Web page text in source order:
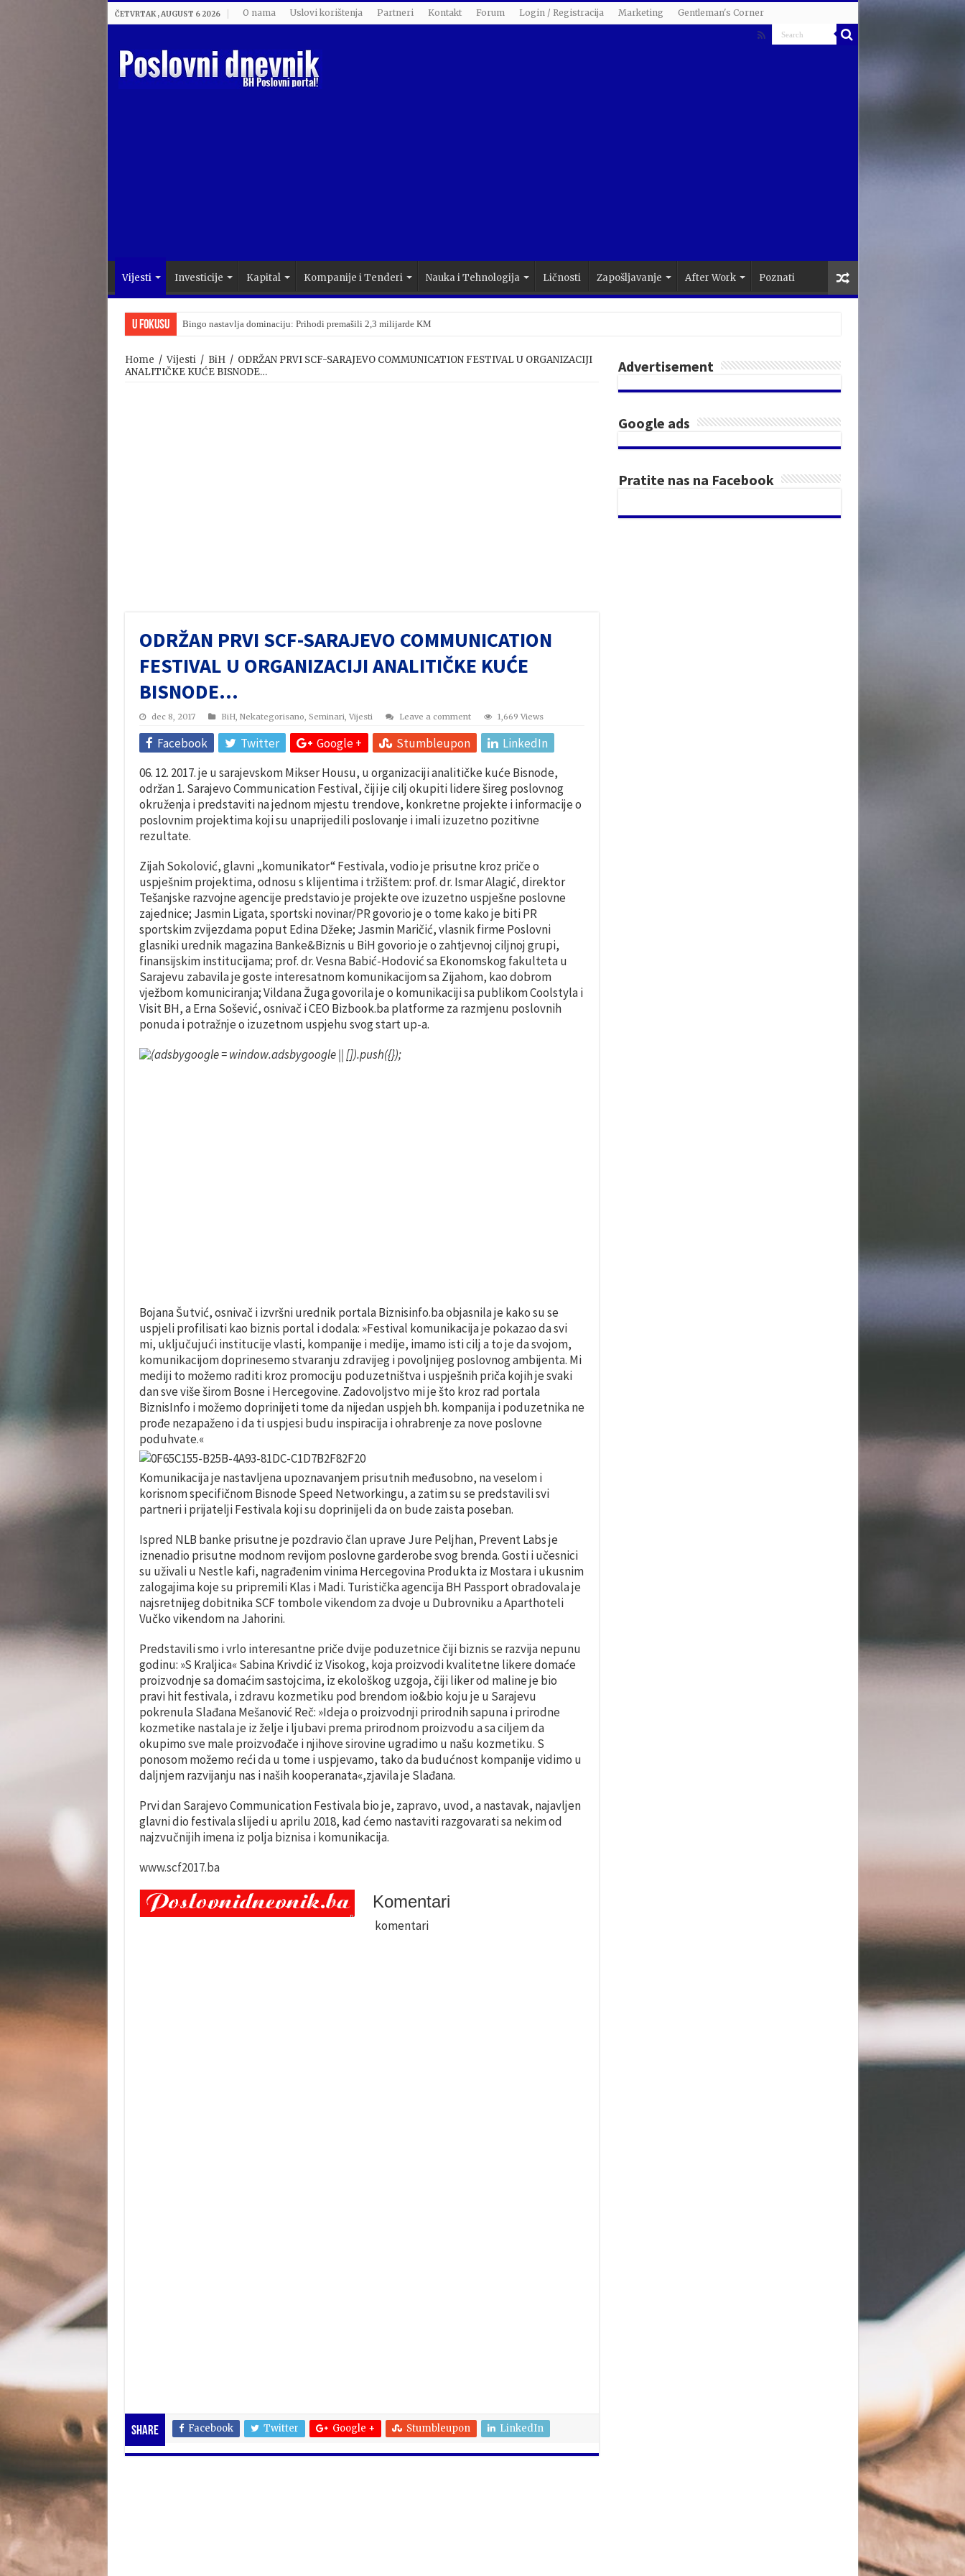
ČETVRTAK , AUGUST 6 2026 O nama Uslovi korištenja Partneri Kontakt Forum Login / Registracija Marketing Gentleman's Corner
Vijesti Investicije Kapital Kompanije i Tenderi Nauka i Tehnologija Ličnosti Zapošljavanje After Work Poznati
U Fokusu Bingo nastavlja dominaciju: Prihodi premašili 2,3 milijarde KM
Home / Vijesti / BiH / ODRŽAN PRVI SCF-SARAJEVO COMMUNICATION FESTIVAL U ORGANIZACIJI
ANALITIČKE KUĆE BISNODE…
ODRŽAN PRVI SCF-SARAJEVO COMMUNICATION
FESTIVAL U ORGANIZACIJI ANALITIČKE KUĆE
BISNODE…
dec 8, 2017 BiH, Nekategorisano, Seminari, Vijesti Leave a comment 1,669 Views
Facebook Twitter Google + Stumbleupon
LinkedIn
06. 12. 2017. je u sarajevskom Mikser Housu, u organizaciji analitičke kuće Bisnode,
održan 1. Sarajevo Communication Festival, čiji je cilj okupiti lidere šireg poslovnog
okruženja i predstaviti na jednom mjestu trendove, konkretne projekte i informacije o
poslovnim projektima koji su unaprijedili poslovanje i imali izuzetno pozitivne
rezultate.
Zijah Sokolović, glavni „komunikator“ Festivala, vodio je prisutne kroz priče o
uspješnim projektima, odnosu s klijentima i tržištem: prof. dr. Ismar Alagić, direktor
Tešanjske razvojne agencije predstavio je projekte ove izuzetno uspješne poslovne
zajednice; Jasmin Ligata, sportski novinar/PR govorio je o tome kako je biti PR
sportskim zvijezdama poput Edina Džeke; Jasmin Maričić, vlasnik firme Poslovni
glasniki urednik magazina Banke&Biznis u BiH govorio je o zahtjevnoj ciljnoj grupi,
finansijskim institucijama; prof. dr. Vesna Babić-Hodović sa Ekonomskog fakulteta u
Sarajevu zabavila je goste interesatnom komunikacijom sa Zijahom, kao dobrom
vježbom komuniciranja; Vildana Žuga govorila je o komunikaciji sa publikom Coolstyla i
Visit BH, a Erna Sošević, osnivač i CEO Bizbook.ba platforme za razmjenu poslovnih
ponuda i potražnje o izuzetnom uspjehu svog start up-a.
Bojana Šutvić, osnivač i izvršni urednik portala Biznisinfo.ba objasnila je kako su se
uspjeli profilisati kao biznis portal i dodala: »Festival komunikacija je pokazao da svi
mi, uključujući institucije vlasti, kompanije i medije, imamo isti cilj a to je da svojom,
komunikacijom doprinesemo stvaranju zdravijeg i povoljnijeg poslovnog ambijenta. Mi
mediji to možemo raditi kroz promociju poduzetništva i uspješnih priča kojih je svaki
dan sve više širom Bosne i Hercegovine. Zadovoljstvo mi je što kroz rad portala
BiznisInfo i možemo doprinijeti tome da nijedan uspjeh bh. kompanija i poduzetnika ne
prođe nezapaženo i da ti uspjesi budu inspiracija i ohrabrenje za nove poslovne
poduhvate.«
Komunikacija je nastavljena upoznavanjem prisutnih međusobno, na veselom i
korisnom specifičnom Bisnode Speed Networkingu, a zatim su se predstavili svi
partneri i prijatelji Festivala koji su doprinijeli da on bude zaista poseban.
Ispred NLB banke prisutne je pozdravio član uprave Jure Peljhan, Prevent Labs je
iznenadio prisutne modnom revijom poslovne garderobe svog brenda. Gosti i učesnici
su uživali u Nestle kafi, nagrađenim vinima Hercegovina Produkta iz Mostara i ukusnim
zalogajima koje su pripremili Klas i Madi. Turistička agencija BH Passport obradovala je
najsretnijeg dobitnika SCF tombole vikendom za dvoje u Dubrovniku a Aparthoteli
Vučko vikendom na Jahorini.
Predstavili smo i vrlo interesantne priče dvije poduzetnice čiji biznis se razvija nepunu
godinu: »S Kraljica« Sabina Krivdić iz Visokog, koja proizvodi kvalitetne likere domaće
proizvodnje sa domaćim sastojcima, iz ekološkog uzgoja, čiji liker od maline je bio
pravi hit festivala, i zdravu kozmetiku pod brendom io&bio koju je u Sarajevu
pokrenula Slađana Mešanović Reč: »Ideja o proizvodnji prirodnih sapuna i prirodne
kozmetike nastala je iz želje i ljubavi prema prirodnom proizvodu a sa ciljem da
okupimo sve male proizvođače i njihove sirovine ugradimo u našu kozmetiku. S
ponosom možemo reći da u tome i uspjevamo, tako da budućnost kompanije vidimo u
daljnjem razvijanju nas i naših kooperanata«,zjavila je Slađana.
Prvi dan Sarajevo Communication Festivala bio je, zapravo, uvod, a nastavak, najavljen
glavni dio festivala slijedi u aprilu 2018, kad ćemo nastaviti razgovarati sa nekim od
najzvučnijih imena iz polja biznisa i komunikacija.
www.scf2017.ba
Komentari
komentari
Share Facebook Twitter Google + Stumbleupon LinkedIn
Advertisement
Google ads
Pratite nas na Facebook